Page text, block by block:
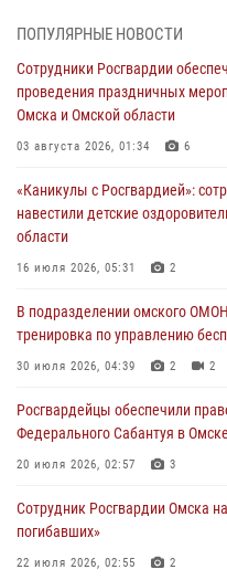
тренировка по управлению
30 июля 2026, 04:39 2
Росгвардия обеспечила
29 июля 2026, 01:49
Росгвардейцы приняли
Руси в Омске
При содействии спецназа
миграционного
ПОПУЛЯРНЫЕ НОВОСТИ
Сотрудники Росгвардии
проведения праздничных
Омска и Омской области
03 августа 2026, 01:34 6
«Каникулы с Росгвардией»:
навестили детские
области
16 июля 2026, 05:31 2
В подразделении омского
тренировка по управлению
30 июля 2026, 04:39 2 2
Росгвардейцы обеcпечили
Федерального Сабантуя в Омске
20 июля 2026, 02:57 3
Сотрудник Росгвардии Омска
погибавших»
22 июля 2026, 02:55 2